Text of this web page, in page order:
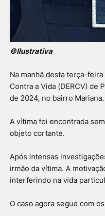
©Ilustrativa
Na manhã desta terça-
Contra a Vida (DERCV) de
de 2024, no bairro Mariana.
A vítima foi encontrada
objeto cortante.
Após intensas
irmão da vítima. A
interferindo na vida
O caso agora segue com